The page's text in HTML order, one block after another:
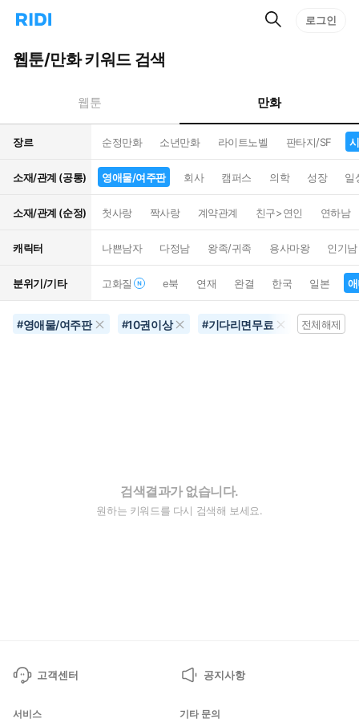
리
홈
으
턴
트
검
로그인
웹툰/만화 키워드 검색
웹툰 만화
장르 순정만화 소년만화 라이트노벨 판타지/SF
소재/관계 (공통) 영애물/여주판 회사 캠퍼스 의학 성장 일
소재/관계 (순정) 첫사랑 짝사랑 계약관계 친구>연인 연하남
캐릭터 나쁜남자 다정남 왕족/귀족 용사마왕 인기남
분위기/기타 고화질 e북 연재 완결 한국 일본
#영애물/여주판 #10권이상 #기다리면무료 #결혼생활
전체해제
검색결과가 없습니다.
원하는 키워드를 다시 검색해 보세요.
고객센터 공지사항
서비스 기타 문의